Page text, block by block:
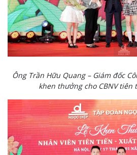
Ông Trần Hữu Quang – Giám đốc
khen thưởng cho CBNV tiên